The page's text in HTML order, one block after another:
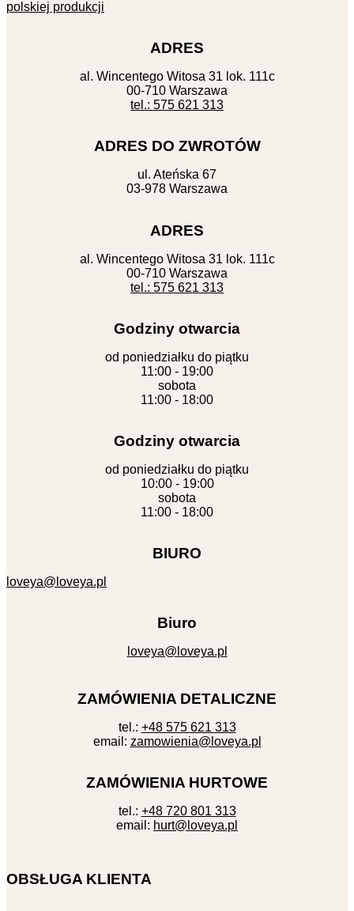
ADRES
al. Wincentego Witosa 31 lok. 111c
00-710 Warszawa
tel.: 575 621 313
ADRES DO ZWROTÓW
ul. Ateńska 67
03-978 Warszawa
ADRES
al. Wincentego Witosa 31 lok. 111c
00-710 Warszawa
tel.: 575 621 313
Godziny otwarcia
od poniedziałku do piątku
11:00 - 19:00
sobota
11:00 - 18:00
Godziny otwarcia
od poniedziałku do piątku
10:00 - 19:00
sobota
11:00 - 18:00
BIURO
loveya@loveya.pl
Biuro
loveya@loveya.pl
ZAMÓWIENIA DETALICZNE
tel.: +48 575 621 313
email: zamowienia@loveya.pl
ZAMÓWIENIA HURTOWE
tel.: +48 720 801 313
email: hurt@loveya.pl
OBSŁUGA KLIENTA